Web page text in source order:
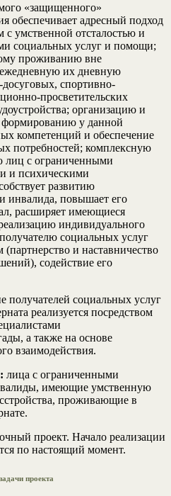
«защищенного»
обеспечивает адресный подход
умственной отсталостью и
социальных услуг и помощи;
проживанию вне
их дневную
досуговых, спортивно-
просветительских
организацию и
у данной
компетенций и обеспечение
потребностей; комплексную
лиц с ограниченными
и психическими
развитию
инвалида, повышает его
расширяет имеющиеся
индивидуального
социальных услуг
(партнерство и наставничество
содействие его
социальных услуг
реализуется посредством
а также на основе
взаимодействия.
лица с ограниченными
имеющие умственную
проживающие в
проект. Начало реализации
по настоящий момент.
проекта